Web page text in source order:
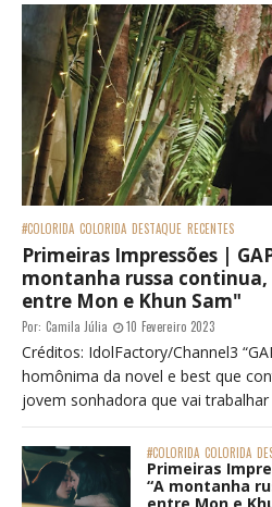
#COLORIDA COLORIDA DESTAQUE RECENTES
Primeiras Impressões |
montanha russa
entre Mon e Khun Sam"
Por: Camila Júlia 10 Fevereiro 2023
Créditos: IdolFactory/Channel3
homônima da novel e best que
jovem sonhadora que vai trabalhar
#COLORIDA COLORIDA
Primeiras
“A montanha